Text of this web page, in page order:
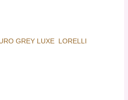
GREY LUXE LORELLI